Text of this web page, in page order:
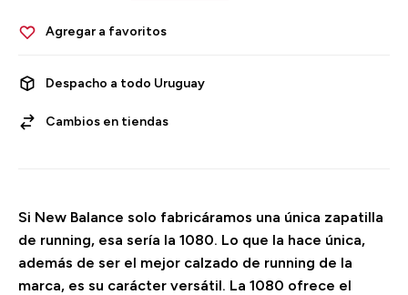
Despacho a todo Uruguay
Cambios en tiendas
Si New Balance solo fabricáramos una única zapatilla
de running, esa sería la 1080. Lo que la hace única,
además de ser el mejor calzado de running de la
marca, es su carácter versátil. La 1080 ofrece el